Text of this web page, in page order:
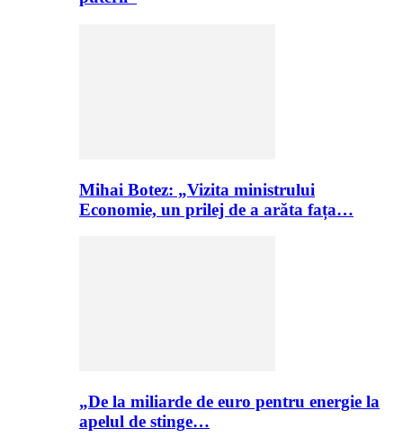
Mihai Botez: „Vizita ministrului
Economie, un prilej de a arăta fața…
„De la miliarde de euro pentru energie la
apelul de stinge…